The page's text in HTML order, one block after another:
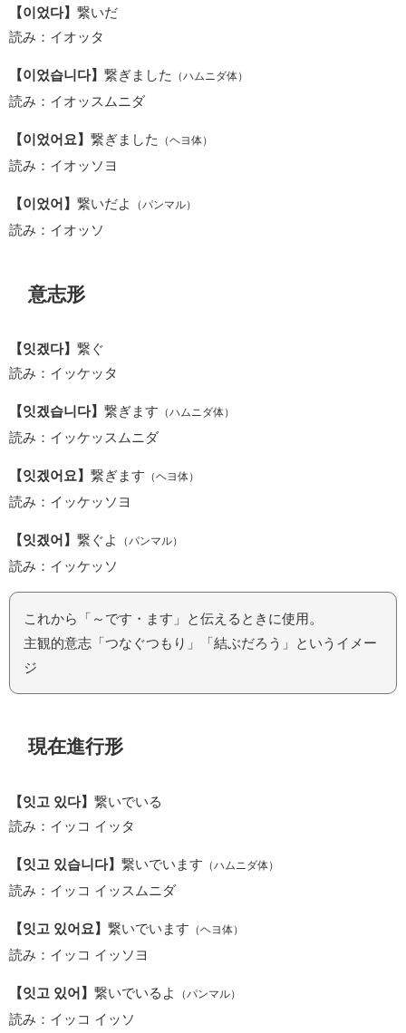
【이었다】 繋いだ
読み：イオッタ
【이었습니다】 繋ぎました （ハムニダ体）
読み：イオッスムニダ
【이었어요】 繋ぎました （ヘヨ体）
読み：イオッソヨ
【이었어】 繋いだよ （パンマル）
読み：イオッソ
意志形
【잇겠다】 繋ぐ
読み：イッケッタ
【잇겠습니다】 繋ぎます （ハムニダ体）
読み：イッケッスムニダ
【잇겠어요】 繋ぎます （ヘヨ体）
読み：イッケッソヨ
【잇겠어】 繋ぐよ （パンマル）
読み：イッケッソ
これから「～です・ます」と伝えるときに使用。
主観的意志「つなぐつもり」「結ぶだろう」というイメー
ジ
現在進行形
【잇고 있다】 繋いでいる
読み：イッコ イッタ
【잇고 있습니다】 繋いでいます （ハムニダ体）
読み：イッコ イッスムニダ
【잇고 있어요】 繋いでいます （ヘヨ体）
読み：イッコ イッソヨ
【잇고 있어】 繋いでいるよ （パンマル）
読み：イッコ イッソ